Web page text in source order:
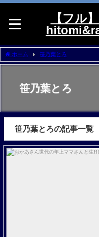
【フル
ホーム 笹乃葉とろ
笹乃葉とろ
笹乃葉とろの記事一覧